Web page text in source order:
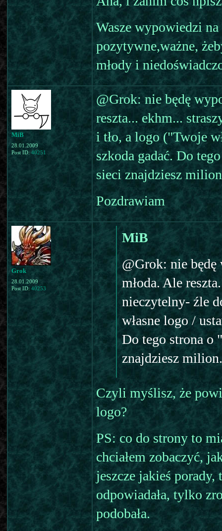
Wasze wypowiedzi
pozytywne,ważne,
młody i
MiB
28.01.2009
Post ID: 40251
@Grok: nie będę
reszta... ekhm...
i tło, a logo ("Twoje
szkoda gadać. Do
sieci znajdziesz
Pozdrawiam
Grok
28.01.2009
Post ID: 40253
MiB
@Grok: nie będę
młoda. Ale
nieczytelny- źle
własne logo /
Do tego strona
znajdziesz milion.
Czyli myślisz, że
logo?
PS: co do strony to
chciałem zobaczyć,
jeszcze jakieś
odpowiadała, tylko
podobała.